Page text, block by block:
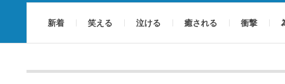
新着 笑える 泣ける 癒される 衝撃